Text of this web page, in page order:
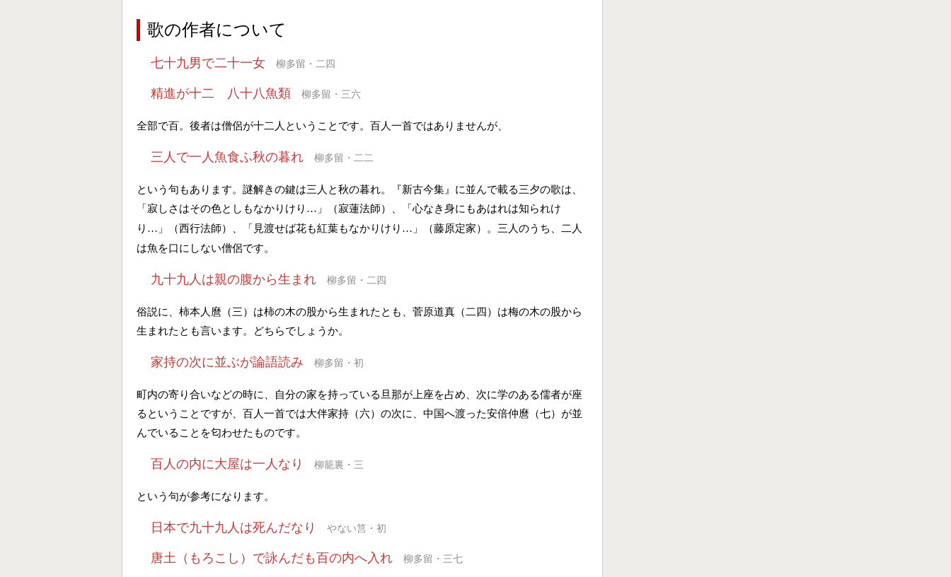
歌の作者について
七十九男で二十一女 柳多留・二四
精進が十二 八十八魚類 柳多留・三六
全部で百。後者は僧侶が十二人ということです。百人一首ではありませんが、
三人で一人魚食ふ秋の暮れ 柳多留・二二
という句もあります。謎解きの鍵は三人と秋の暮れ。『新古今集』に並んで載る三夕の歌は、
「寂しさはその色としもなかりけり … 」（寂蓮法師）、「心なき身にもあはれは知られけ
り … 」（西行法師）、「見渡せば花も紅葉もなかりけり … 」（藤原定家）。三人のうち、二人
は魚を口にしない僧侶です。
九十九人は親の腹から生まれ 柳多留・二四
俗説に、柿本人麿（三）は柿の木の股から生まれたとも、菅原道真（二四）は梅の木の股から
生まれたとも言います。どちらでしょうか。
家持の次に並ぶが論語読み 柳多留・初
町内の寄り合いなどの時に、自分の家を持っている旦那が上座を占め、次に学のある儒者が座
るということですが、百人一首では大伴家持（六）の次に、中国へ渡った安倍仲麿（七）が並
んでいることを匂わせたものです。
百人の内に大屋は一人なり 柳籠裏・三
という句が参考になります。
日本で九十九人は死んだなり やない筥・初
唐土（もろこし）で詠んだも百の内へ入れ 柳多留・三七